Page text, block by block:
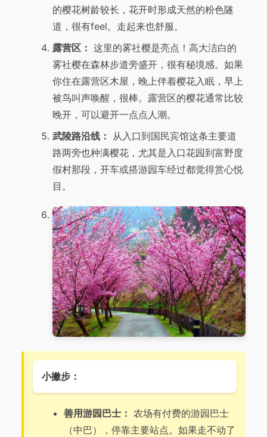
的樱花树龄较长，花开时形成天然的粉色隧
道，很有feel。走起来也舒服。
露营区： 这里的雾社樱是亮点！高大洁白的
雾社樱在森林步道旁盛开，很有秘境感。如果
你住在露营区木屋，晚上伴着樱花入眠，早上
被鸟叫声唤醒，很棒。露营区的樱花通常比较
晚开，可以避开一点点人潮。
武陵路沿线： 从入口到国民宾馆这条主要道
路两旁也种满樱花，尤其是入口花园到富野度
假村那段，开车或搭游园车经过都觉得赏心悦
目。
小撇步：
善用游园巴士： 农场有付费的游园巴士
（中巴），停靠主要站点。如果走不动了